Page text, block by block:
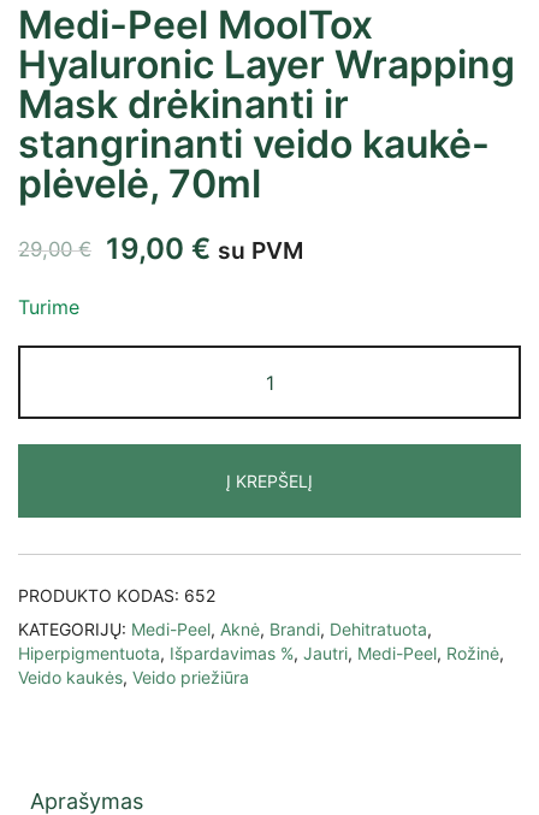
Medi-Peel MoolTox
Hyaluronic Layer Wrapping
Mask drėkinanti ir
stangrinanti veido kaukė-
plėvelė, 70ml
29,00€ 19,00 € su PVM
Turime
Į KREPŠELĮ
PRODUKTO KODAS: 652
KATEGORIJŲ: Medi-Peel, Aknė, Brandi, Dehitratuota,
Hiperpigmentuota, Išpardavimas %, Jautri, Medi-Peel, Rožinė,
Veido kaukės, Veido priežiūra
Aprašymas